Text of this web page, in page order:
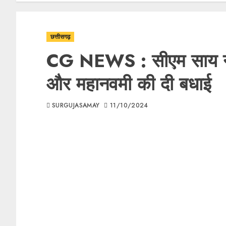
छत्तीसगढ़
CG NEWS : सीएम साय ने
और महानवमी की दी बधाई
SURGUJASAMAY 11/10/2024